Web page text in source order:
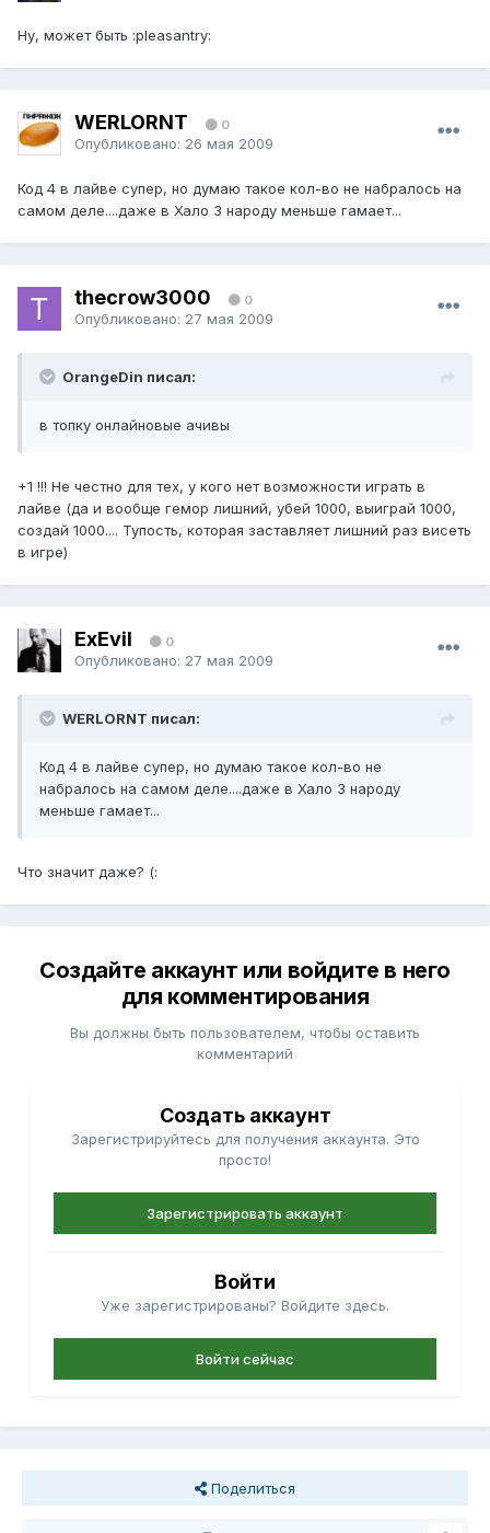
Ну, может быть :pleasantry:
WERLORNT 0
Опубликовано: 26 мая 2009
Код 4 в лайве супер, но думаю такое кол-во не набралось на
самом деле....даже в Хало 3 народу меньше гамает...
thecrow3000 0
Опубликовано: 27 мая 2009
OrangeDin писал:
в топку онлайновые ачивы
+1 !!! Не честно для тех, у кого нет возможности играть в
лайве (да и вообще гемор лишний, убей 1000, выиграй 1000,
создай 1000.... Тупость, которая заставляет лишний раз висеть
в игре)
ExEvil 0
Опубликовано: 27 мая 2009
WERLORNT писал:
Код 4 в лайве супер, но думаю такое кол-во не
набралось на самом деле....даже в Хало 3 народу
меньше гамает...
Что значит даже? (:
Создайте аккаунт или войдите в него
для комментирования
Вы должны быть пользователем, чтобы оставить
комментарий
Создать аккаунт
Зарегистрируйтесь для получения аккаунта. Это
просто!
Зарегистрировать аккаунт
Войти
Уже зарегистрированы? Войдите здесь.
Войти сейчас
Поделиться